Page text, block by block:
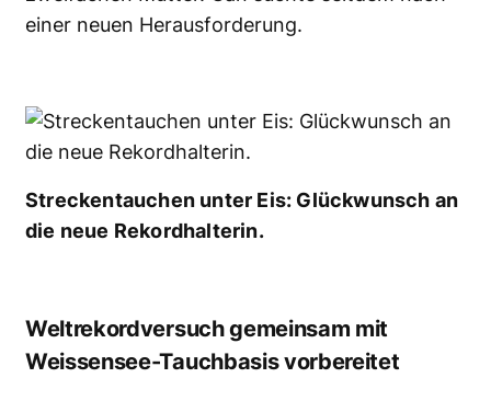
einer neuen Herausforderung.
Streckentauchen unter Eis: Glückwunsch an
die neue Rekordhalterin.
Weltrekordversuch gemeinsam mit
Weissensee-Tauchbasis vorbereitet